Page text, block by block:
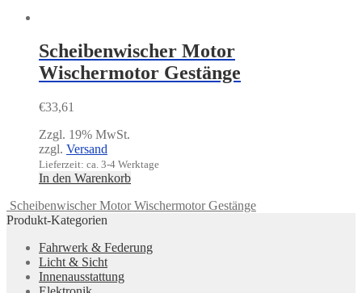
Scheibenwischer Motor
Wischermotor Gestänge
€33,61
Zzgl. 19% MwSt.
zzgl. Versand
Lieferzeit: ca. 3-4 Werktage
In den Warenkorb
Scheibenwischer Motor Wischermotor Gestänge
Produkt-Kategorien
Fahrwerk & Federung
Licht & Sicht
Innenausstattung